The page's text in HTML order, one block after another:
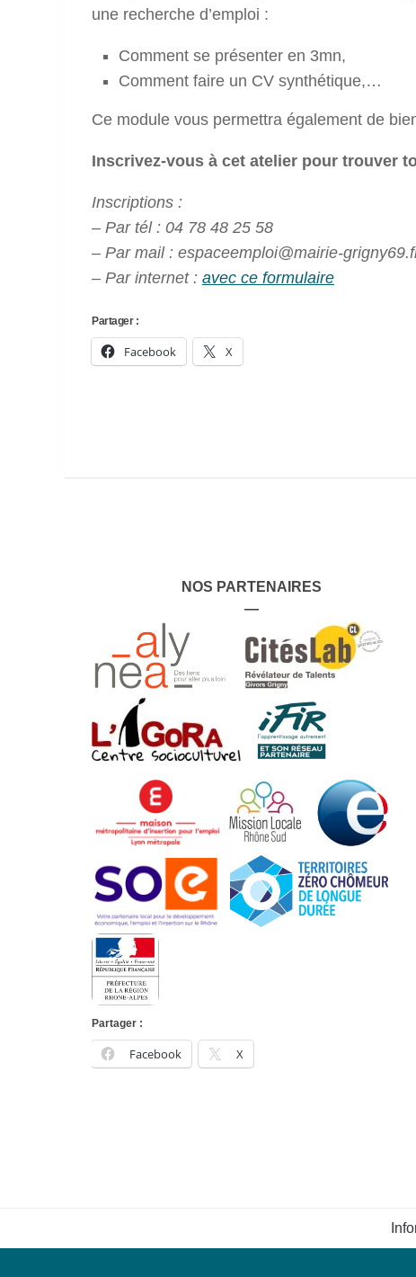
une recherche d’emploi :
Comment se présenter en 3mn,
Comment faire un CV synthétique,…
Ce module vous permettra également de
Inscrivez-vous à cet atelier pour trouver
Inscriptions :
– Par tél : 04 78 48 25 58
– Par mail : espaceemploi@mairie-
– Par internet : avec ce formulaire
Partager :
Facebook X
NOS PARTENAIRES
—
Partager :
Facebook X